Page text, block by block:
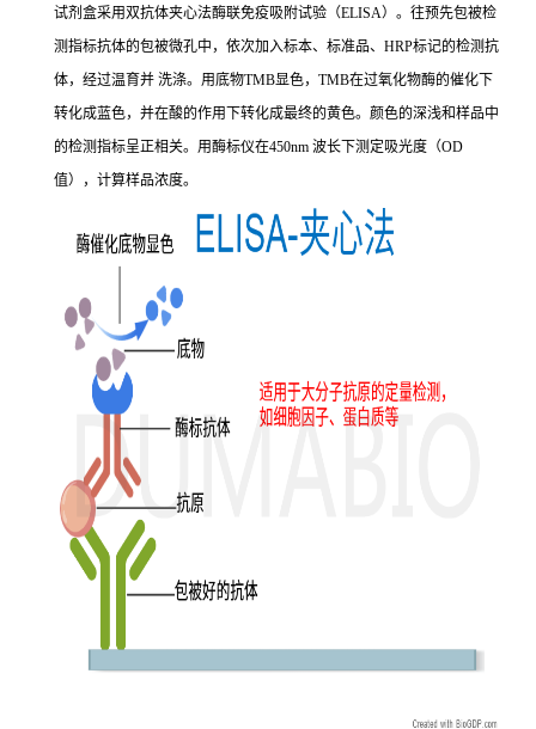
试剂盒采用双抗体夹心法酶联免疫吸附试验（ELISA）。往预先包被检
测指标抗体的包被微孔中，依次加入标本、标准品、HRP标记的检测抗
体，经过温育并 洗涤。用底物TMB显色，TMB在过氧化物酶的催化下
转化成蓝色，并在酸的作用下转化成最终的黄色。颜色的深浅和样品中
的检测指标呈正相关。用酶标仪在450nm 波长下测定吸光度（OD
值），计算样品浓度。